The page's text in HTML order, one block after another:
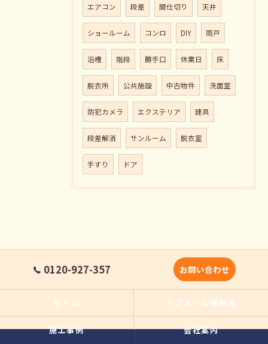
エアコン 段差 間仕切り 天井
ショールーム コンロ DIY 雨戸
浴槽 階段 勝手口 休業日 床
脱衣所 公共施設 中古物件 洗面室
防犯カメラ エクステリア 建具
段差解消 サンルーム 脱衣室
手すり ドア
0120-927-357 お問い合わせ
ホーム リフォーム価格表
施工事例 会社案内